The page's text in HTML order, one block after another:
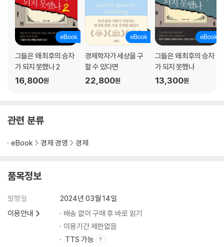
2. 엄마는 부자인데 아빠는 가난한 집은 없다
3. 최고의 경제교육은 부모의 올바른 경제생활
4. 세금이 내 경제계획에 미치는 영향
제5장. 경제학자가 상상해보는 미래
1. 인공지능이 할 수 없는 일은 여전히 있다
| 에필로그 | 거대한 변화까지 견뎌낼 경제계획을 세우기 위하여
그들은 왜 최후의 승자
가 되지 못했나 2
16,800원
경제학자가 세상을 구
할 수 있다면
22,800원
그들은 왜 최후의 승자
가 되지 못했나
13,300원
관련 분류
eBook 경제 경영 경제
품목정보
발행일
2024년 03월 14일
이용안내
배송 없이 구매 후 바로 읽기
이용기간 제한없음
TTS 가능